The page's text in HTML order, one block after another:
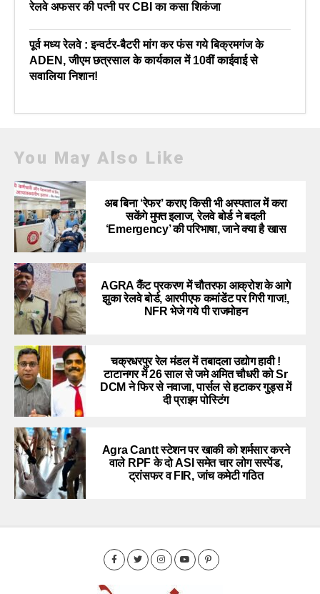
रेलवे अफसर की पत्नी पर CBI का कसा शिकंजा
पूर्व मध्य रेलवे : इन्वर्टर-बैटरी मांग कर फंस गये बिक्रमगंज के
ADEN, जीएम छत्रसाल के कार्यकाल में 10वीं काईवाई से
सवालिया निशान!
You May Also Like
अब बिना ‘रेफर’ कराए किसी भी अस्पताल में करा
सकेंगे मुफ्त इलाज, रेलवे बोर्ड ने बदली
‘Emergency’ की परिभाषा, जाने क्या है खास
AGRA कैंट प्रकरण में चौतरफा आक्रोश के आगे
झुका रेलवे बोर्ड, आरपीएफ कमांडेंट पर गिरी गाज!,
NFR भेजे गये पी राजमोहन
चक्रधरपुर रेल मंडल में तबादला उद्योग हावी !
टाटानगर में 26 साल से जमे अमित चौधरी को Sr
DCM ने फिर से नवाजा, पार्सल से हटाकर गुड्स में
दी प्राइम पोस्टिंग
Agra Cantt स्टेशन पर खाकी को शर्मसार करने
वाले RPF के दो ASI समेत चार लोग सस्पेंड,
ट्रांसफर व FIR, जांच कमेटी गठित